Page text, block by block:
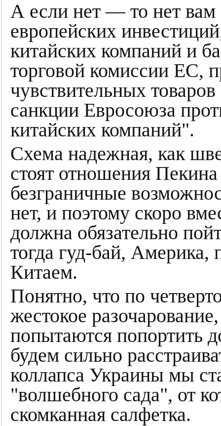
А если нет — то нет вам
европейских
китайских компаний и
торговой комиссии ЕС,
чувствительных
санкции Евросоюза
китайских компаний".
Схема надежная, как
стоят отношения
безграничные
нет, и поэтому скоро
должна обязательно
тогда гуд-бай, Америка,
Китаем.
Понятно, что по
жестокое
попытаются попортить
будем сильно
коллапса Украины мы
"волшебного сада", от
скомканная салфетка.